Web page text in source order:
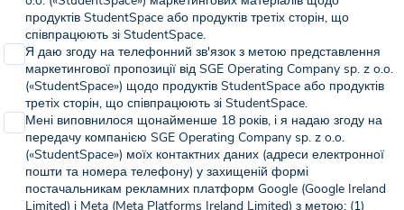
продуктів StudentSpace або продуктів третіх сторін, що
співпрацюють зі StudentSpace.
Я даю згоду на телефонний зв'язок з метою представлення
маркетингової пропозиції від SGE Operating Company sp. z o.o.
(«StudentSpace») щодо продуктів StudentSpace або продуктів
третіх сторін, що співпрацюють зі StudentSpace.
Мені виповнилося щонайменше 18 років, і я надаю згоду на
передачу компанією SGE Operating Company sp. z o.o.
(«StudentSpace») моїх контактних даних (адреси електронної
пошти та номера телефону) у захищеній формі
постачальникам рекламних платформ Google (Google Ireland
Limited) і Meta (Meta Platforms Ireland Limited) з метою: (1)